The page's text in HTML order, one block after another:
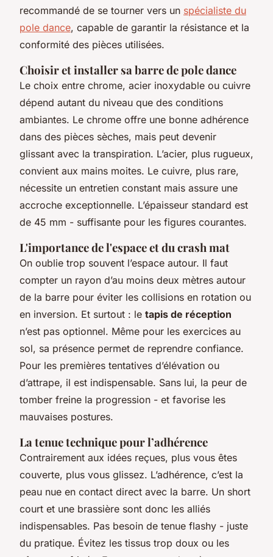
recommandé de se tourner vers un spécialiste du
pole dance, capable de garantir la résistance et la
conformité des pièces utilisées.
Choisir et installer sa barre de pole dance
Le choix entre chrome, acier inoxydable ou cuivre
dépend autant du niveau que des conditions
ambiantes. Le chrome offre une bonne adhérence
dans des pièces sèches, mais peut devenir
glissant avec la transpiration. L’acier, plus rugueux,
convient aux mains moites. Le cuivre, plus rare,
nécessite un entretien constant mais assure une
accroche exceptionnelle. L’épaisseur standard est
de 45 mm - suffisante pour les figures courantes.
L'importance de l'espace et du crash mat
On oublie trop souvent l’espace autour. Il faut
compter un rayon d’au moins deux mètres autour
de la barre pour éviter les collisions en rotation ou
en inversion. Et surtout : le tapis de réception
n’est pas optionnel. Même pour les exercices au
sol, sa présence permet de reprendre confiance.
Pour les premières tentatives d’élévation ou
d’attrape, il est indispensable. Sans lui, la peur de
tomber freine la progression - et favorise les
mauvaises postures.
La tenue technique pour l’adhérence
Contrairement aux idées reçues, plus vous êtes
couverte, plus vous glissez. L’adhérence, c’est la
peau nue en contact direct avec la barre. Un short
court et une brassière sont donc les alliés
indispensables. Pas besoin de tenue flashy - juste
du pratique. Évitez les tissus trop doux ou les